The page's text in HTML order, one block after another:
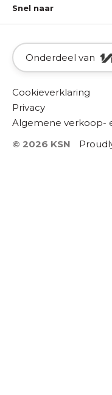
Snel naar
Onderdeel van
Cookieverklaring
Privacy
Algemene verkoop-
© 2026 KSN